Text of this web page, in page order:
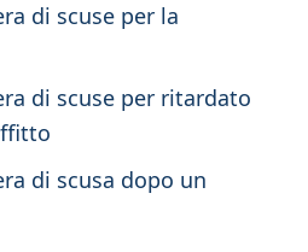
di scuse per la
di scuse per ritardato
di scusa dopo un